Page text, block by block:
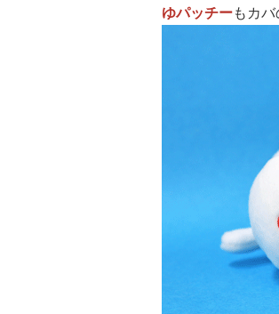
ゆパッチーもカ